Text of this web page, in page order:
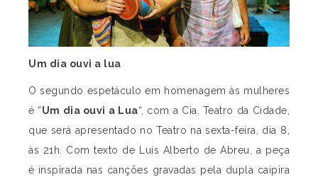
Um dia ouvi a lua
O segundo espetáculo em homenagem às mulheres
é “Um dia ouvi a Lua“, com a Cia. Teatro da Cidade,
que será apresentado no Teatro na sexta-feira, dia 8,
às 21h. Com texto de Luís Alberto de Abreu, a peça
é inspirada nas canções gravadas pela dupla caipira